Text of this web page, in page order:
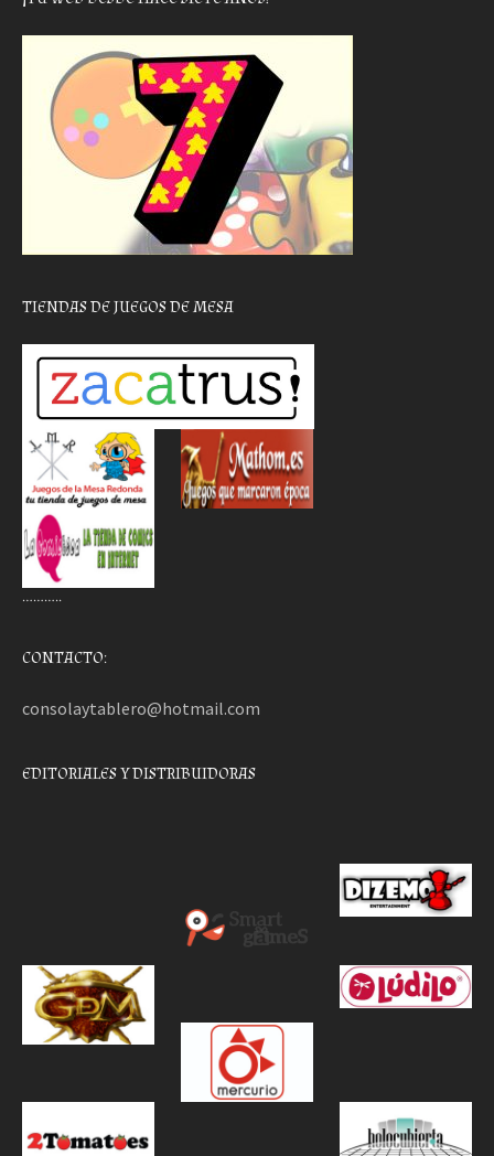
TIENDAS DE JUEGOS DE MESA
………..
CONTACTO:
consolaytablero@hotmail.com
EDITORIALES Y DISTRIBUIDORAS